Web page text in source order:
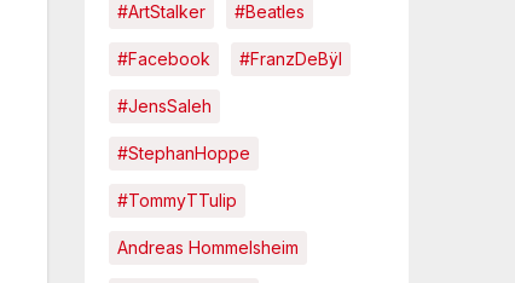
#ArtStalker #Beatles
#Facebook #FranzDeBÿl
#JensSaleh
#StephanHoppe
#TommyTTulip
Andreas Hommelsheim